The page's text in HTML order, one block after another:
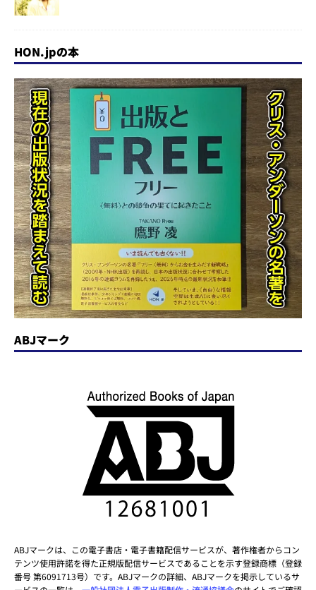
HON.jpの本
ABJマーク
ABJマークは、この電子書店・電子書籍配信サービスが、著作権者からコン
テンツ使用許諾を得た正規版配信サービスであることを示す登録商標（登録
番号 第6091713号）です。ABJマークの詳細、ABJマークを掲示しているサ